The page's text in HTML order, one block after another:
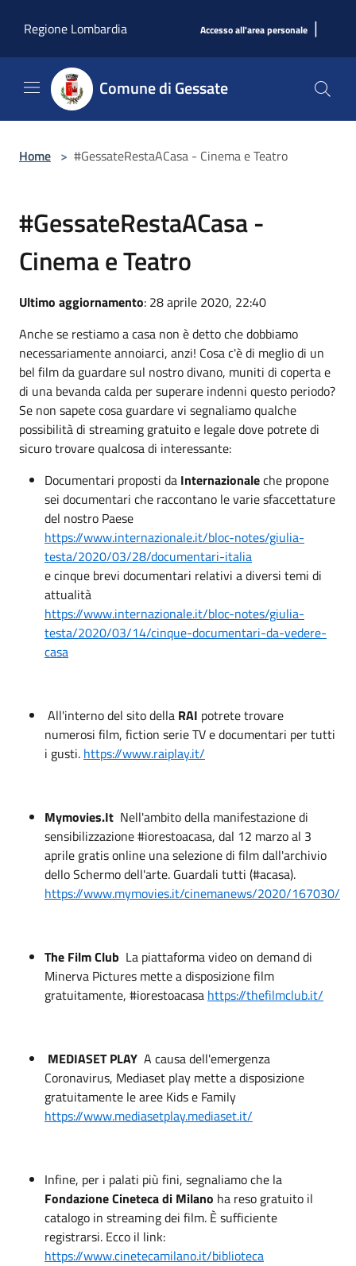
Regione Lombardia
Accesso all'area personale |
Comune di Gessate
Home > #GessateRestaACasa - Cinema e Teatro
#GessateRestaACasa -
Cinema e Teatro
Ultimo aggiornamento: 28 aprile 2020, 22:40
Anche se restiamo a casa non è detto che dobbiamo
necessariamente annoiarci, anzi! Cosa c'è di meglio di un
bel film da guardare sul nostro divano, muniti di coperta e
di una bevanda calda per superare indenni questo periodo?
Se non sapete cosa guardare vi segnaliamo qualche
possibilità di streaming gratuito e legale dove potrete di
sicuro trovare qualcosa di interessante:
Documentari proposti da Internazionaleche propone
sei documentari che raccontano le varie sfaccettature
del nostro Paese
https://www.internazionale.it/bloc-notes/giulia-
testa/2020/03/28/documentari-italia
e cinque brevi documentari relativi a diversi temi di
attualità
https://www.internazionale.it/bloc-notes/giulia-
testa/2020/03/14/cinque-documentari-da-vedere-
casa
All'interno del sito della RAI potrete trovare
numerosi film, fiction serie TV e documentari per tutti
i gusti. https://www.raiplay.it/
Mymovies.It Nell'ambito della manifestazione di
sensibilizzazione #iorestoacasa, dal 12 marzo al 3
aprile gratis online una selezione di film dall'archivio
dello Schermo dell'arte. Guardali tutti (#acasa).
https://www.mymovies.it/cinemanews/2020/167030/
The Film Club La piattaforma video on demand di
Minerva Pictures mette a disposizione film
gratuitamente, #iorestoacasa https://thefilmclub.it/
MEDIASET PLAY A causa dell'emergenza
Coronavirus, Mediaset play mette a disposizione
gratuitamente le aree Kids e Family
https://www.mediasetplay.mediaset.it/
Infine, per i palati più fini, segnaliamo che la
Fondazione Cineteca di Milano ha reso gratuito il
catalogo in streaming dei film. È sufficiente
registrarsi. Ecco il link:
https://www.cinetecamilano.it/biblioteca